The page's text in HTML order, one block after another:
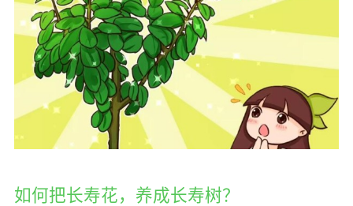
如何把长寿花，养成长寿树？